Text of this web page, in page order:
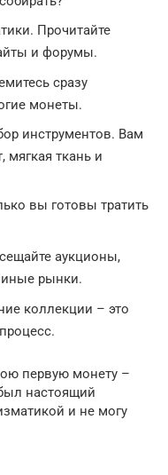
Прочитайте
и форумы.
сразу
монеты.
инструментов. Вам
мягкая ткань и
вы готовы тратить
аукционы,
рынки.
коллекции – это
первую монету –
настоящий
и не могу